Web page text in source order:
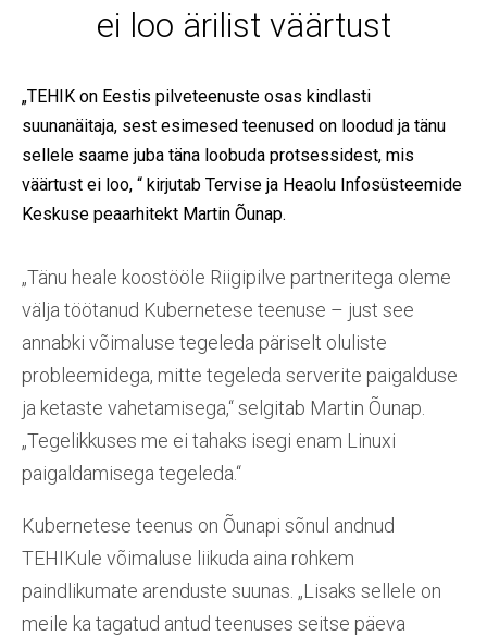
ei loo ärilist väärtust
„TEHIK on Eestis pilveteenuste osas kindlasti
suunanäitaja, sest esimesed teenused on loodud ja tänu
sellele saame juba täna loobuda protsessidest, mis
väärtust ei loo, “ kirjutab Tervise ja Heaolu Infosüsteemide
Keskuse peaarhitekt Martin Õunap.
„Tänu heale koostööle Riigipilve partneritega oleme
välja töötanud Kubernetese teenuse – just see
annabki võimaluse tegeleda päriselt oluliste
probleemidega, mitte tegeleda serverite paigalduse
ja ketaste vahetamisega,“ selgitab Martin Õunap.
„Tegelikkuses me ei tahaks isegi enam Linuxi
paigaldamisega tegeleda.“
Kubernetese teenus on Õunapi sõnul andnud
TEHIKule võimaluse liikuda aina rohkem
paindlikumate arenduste suunas. „Lisaks sellele on
meile ka tagatud antud teenuses seitse päeva